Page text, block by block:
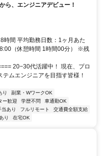
ら、エンジニアデビュー！
時間 平均勤務日数：1ヶ月あた
（休憩時間 1時間00分） ※残
20−30代活躍中！ 現在、プロ
ムエンジニアを目指す皆様！
り
副業・WワークOK
ー歓迎 学歴不問
車通勤OK
当あり フルリモート
交通費全額支給
り 在宅OK